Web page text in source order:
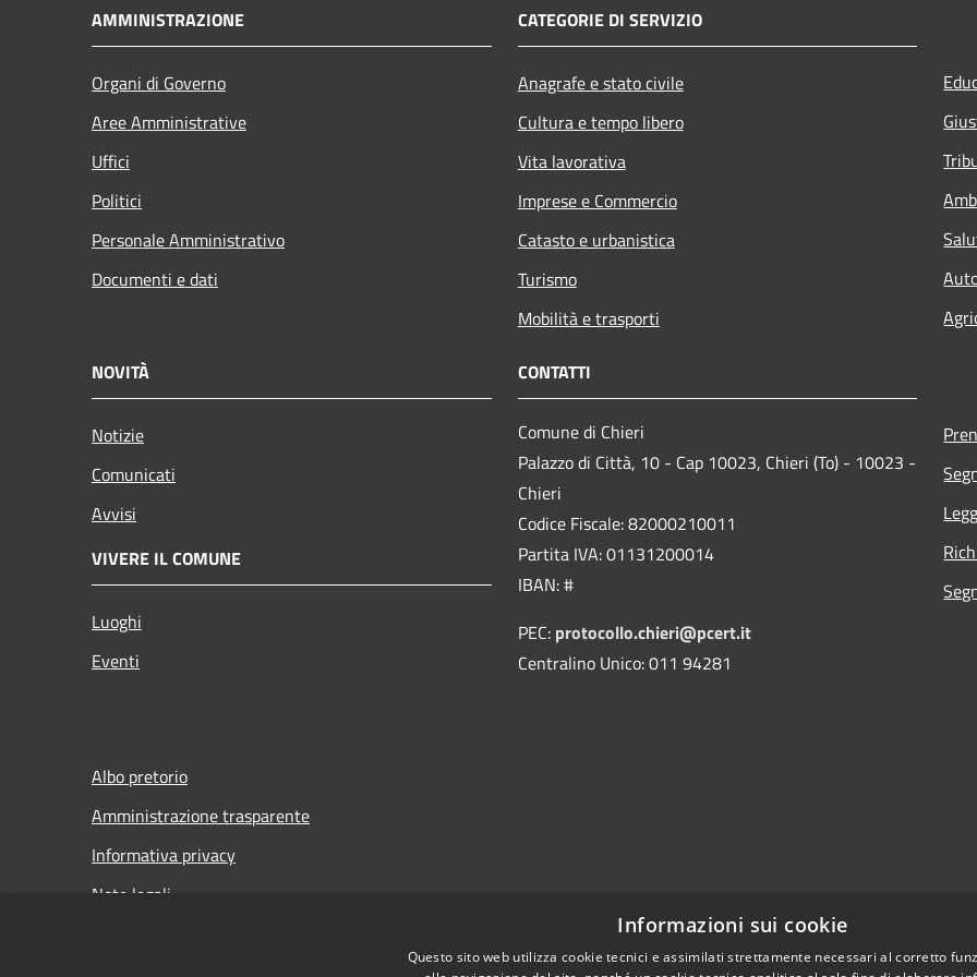
AMMINISTRAZIONE
Organi di Governo
Aree Amministrative
Uffici
Politici
Personale Amministrativo
Documenti e dati
CATEGORIE DI SERVIZIO
Anagrafe e stato civile
Cultura e tempo libero
Vita lavorativa
Imprese e Commercio
Catasto e urbanistica
Turismo
Mobilità e trasporti
NOVITÀ
Notizie
Comunicati
Avvisi
VIVERE IL COMUNE
Luoghi
Eventi
CONTATTI
Comune di Chieri
Palazzo di Città, 10 - Cap 10023, Chieri (To) - 10023 -
Chieri
Codice Fiscale: 82000210011
Partita IVA: 01131200014
IBAN: #
PEC: protocollo.chieri@pcert.it
Centralino Unico: 011 94281
Albo pretorio
Amministrazione trasparente
Informativa privacy
Note legali
Informazioni sui cookie
Questo sito web utilizza cookie tecnici e assimilati strettamente necessari al corretto